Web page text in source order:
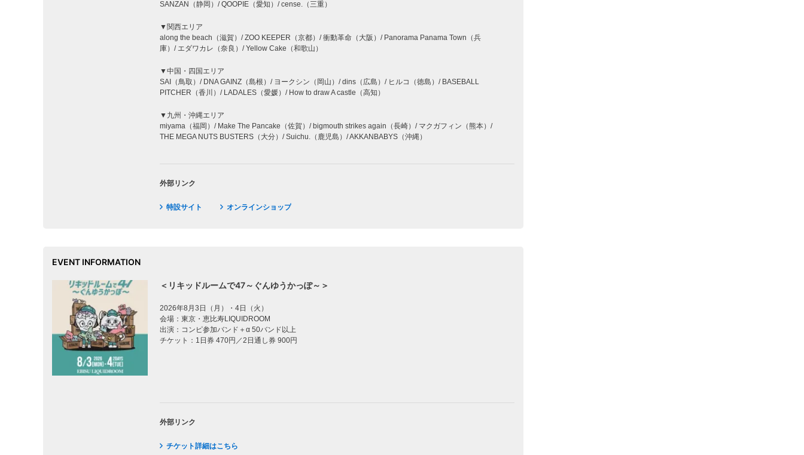
SANZAN（静岡）/ QOOPIE（愛知）/ cense.（三重）
▼関西エリア
along the beach（滋賀）/ ZOO KEEPER（京都）/ 衝動革命（大阪）/ Panorama Panama Town（兵
庫）/ エダワカレ（奈良）/ Yellow Cake（和歌山）
▼中国・四国エリア
SAI（鳥取）/ DNA GAINZ（島根）/ ヨークシン（岡山）/ dins（広島）/ ヒルコ（徳島）/ BASEBALL
PITCHER（香川）/ LADALES（愛媛）/ How to draw A castle（高知）
▼九州・沖縄エリア
miyama（福岡）/ Make The Pancake（佐賀）/ bigmouth strikes again（長崎）/ マクガフィン（熊本）/
THE MEGA NUTS BUSTERS（大分）/ Suichu.（鹿児島）/ AKKANBABYS（沖縄）
外部リンク
特設サイト オンラインショップ
EVENT INFORMATION
＜リキッドルームで47～ぐんゆうかっぽ～＞
2026年8月3日（月）・4日（火）
会場：東京・恵比寿LIQUIDROOM
出演：コンピ参加バンド＋α 50バンド以上
チケット：1日券 470円／2日通し券 900円
外部リンク
チケット詳細はこちら